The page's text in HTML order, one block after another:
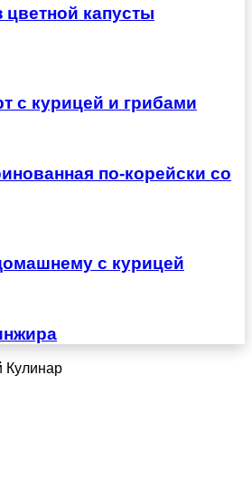
цветной капусты
с курицей и грибами
по-корейски со
с курицей
Кулинар